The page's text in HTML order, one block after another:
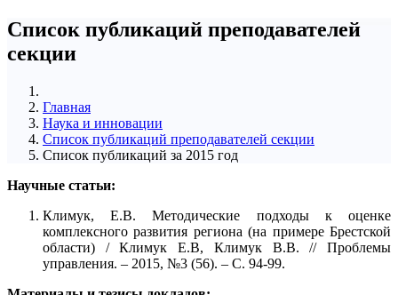
Список публикаций преподавателей
секции
Главная
Наука и инновации
Список публикаций преподавателей секции
Список публикаций за 2015 год
Научные статьи:
Климук, Е.В. Методические подходы к оценке
комплексного развития региона (на примере Брестской
области) / Климук Е.В, Климук В.В. // Проблемы
управления. – 2015, №3 (56). – С. 94-99.